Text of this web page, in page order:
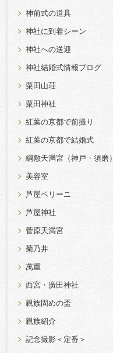
神前式の道具
神社に到着シーン
神社への送迎
神社結婚式情報ブログ
粟田山荘
粟田神社
紅葉の京都で前撮り
紅葉の京都で結婚式
綱敷天満宮（神戸・須磨）
美容室
芦屋ベリーニ
芦屋神社
菅原天満宮
菊乃井
萬重
西宮・廣田神社
親族固めの盃
親族紹介
記念撮影＜定番＞